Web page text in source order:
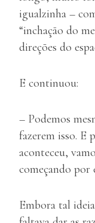
igualzinha –
“inchação do
direções do
E continuou:
– Podemos
fazerem isso. E
aconteceu,
começando por
Embora tal